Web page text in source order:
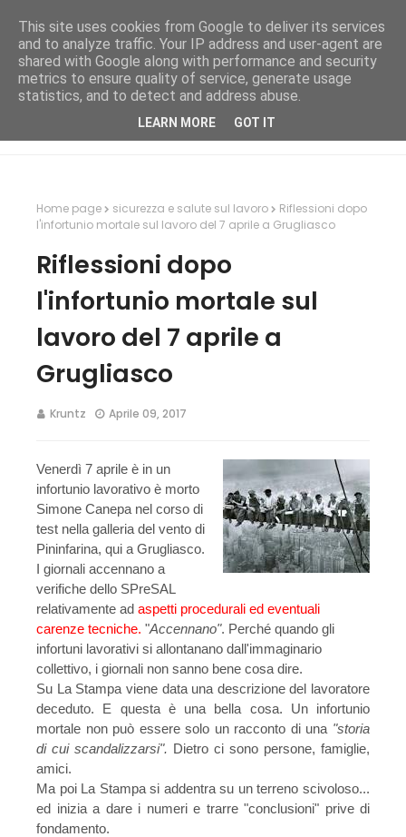
Home page sicurezza e salute sul lavoro
Riflessioni dopo
l'infortunio mortale sul lavoro del 7 aprile a Grugliasco
Riflessioni dopo
l'infortunio mortale sul
lavoro del 7 aprile a
Grugliasco
Kruntz Aprile 09, 2017
Venerdì 7 aprile è in un
infortunio lavorativo è morto
Simone Canepa nel corso di
test nella galleria del vento di
Pininfarina, qui a Grugliasco.
I giornali accennano a
verifiche dello SPreSAL
relativamente ad aspetti procedurali ed eventuali
carenze tecniche. "Accennano". Perché quando gli
infortuni lavorativi si allontanano dall'immaginario
collettivo, i giornali non sanno bene cosa dire.
Su La Stampa viene data una descrizione del lavoratore
deceduto. E questa è una bella cosa. Un infortunio
mortale non può essere solo un racconto di una "storia
di cui scandalizzarsi". Dietro ci sono persone, famiglie,
amici.
Ma poi La Stampa si addentra su un terreno scivoloso...
ed inizia a dare i numeri e trarre "conclusioni" prive di
fondamento.
This site uses cookies from Google to deliver its services
and to analyze traffic. Your IP address and user-agent are
shared with Google along with performance and security
metrics to ensure quality of service, generate usage
statistics, and to detect and address abuse.
LEARN MORE GOT IT